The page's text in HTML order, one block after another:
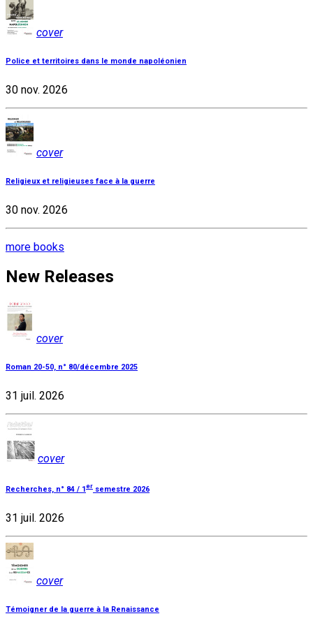
cover
Police et territoires dans le monde napoléonien
30 nov. 2026
cover
Religieux et religieuses face à la guerre
30 nov. 2026
more books
New Releases
cover
Roman 20-50, n° 80/décembre 2025
31 juil. 2026
cover
Recherches, n° 84 / 1er semestre 2026
31 juil. 2026
cover
Témoigner de la guerre à la Renaissance